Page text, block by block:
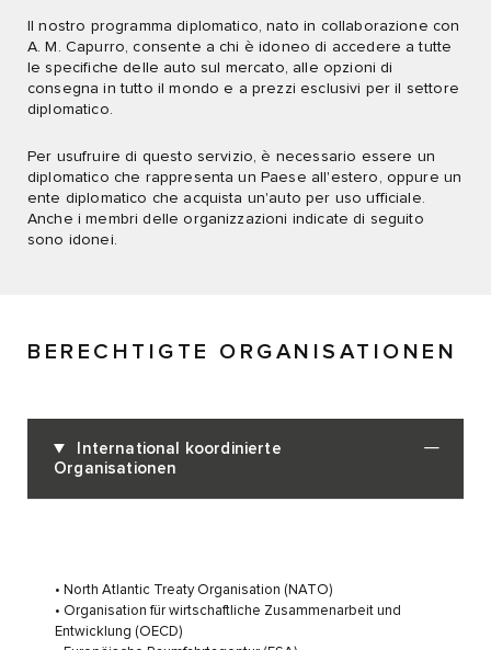
Il nostro programma diplomatico, nato in collaborazione con
A. M. Capurro, consente a chi è idoneo di accedere a tutte
le specifiche delle auto sul mercato, alle opzioni di
consegna in tutto il mondo e a prezzi esclusivi per il settore
diplomatico.
Per usufruire di questo servizio, è necessario essere un
diplomatico che rappresenta un Paese all'estero, oppure un
ente diplomatico che acquista un'auto per uso ufficiale.
Anche i membri delle organizzazioni indicate di seguito
sono idonei.
BERECHTIGTE ORGANISATIONEN
International koordinierte
Organisationen
• North Atlantic Treaty Organisation (NATO)
• Organisation für wirtschaftliche Zusammenarbeit und
Entwicklung (OECD)